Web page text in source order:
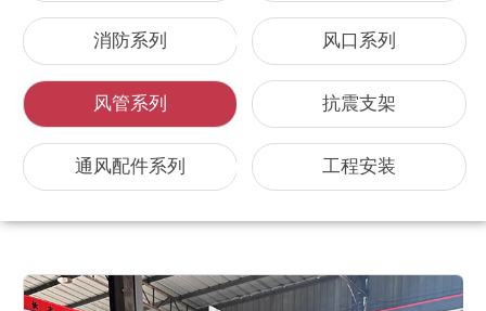
消防系列 风口系列
风管系列 抗震支架
通风配件系列 工程安装